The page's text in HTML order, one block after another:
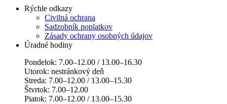
Rýchle odkazy
Civilná ochrana
Sadzobník poplatkov
Zásady ochrany osobných údajov
Úradné hodiny
Pondelok: 7.00–12.00 / 13.00–16.30
Utorok: nestránkový deň
Streda: 7.00–12.00 / 13.00–15.30
Štvrtok: 7.00–12.00
Piatok: 7.00–12.00 / 13.00–15.30